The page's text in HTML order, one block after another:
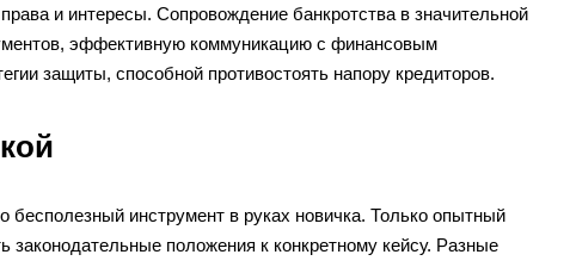
и интересы. Сопровождение банкротства в значительной
эффективную коммуникацию с финансовым
защиты, способной противостоять напору кредиторов.
бесполезный инструмент в руках новичка. Только опытный
законодательные положения к конкретному кейсу. Разные